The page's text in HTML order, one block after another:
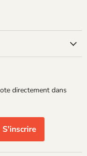
directement dans
S'inscrire